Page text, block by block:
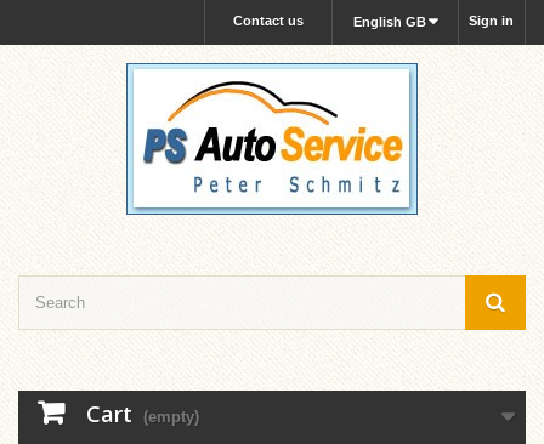
Sign in
English GB
Contact us
Cart (empty)